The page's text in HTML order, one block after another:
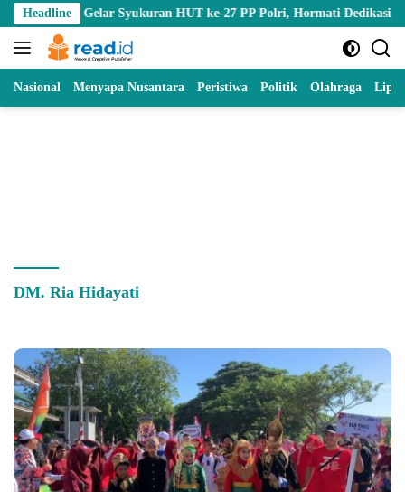
Skip
to
content
Headline
Gelar Syukuran HUT ke-27 PP Polri, Hormati Dedikasi Para
Nasional Menyapa Nusantara Peristiwa Politik Olahraga
DM. Ria Hidayati